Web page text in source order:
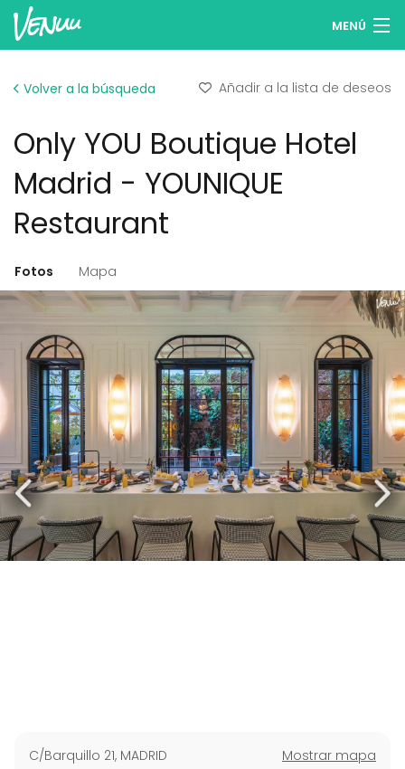
MENÚ
Iniciar sesión
Español
Publicar tu espacio
Volver a la búsqueda Añadir a la lista de deseos
Only YOU Boutique Hotel
Madrid - YOUNIQUE
Restaurant
Fotos Mapa
C/Barquillo 21, MADRID Mostrar mapa